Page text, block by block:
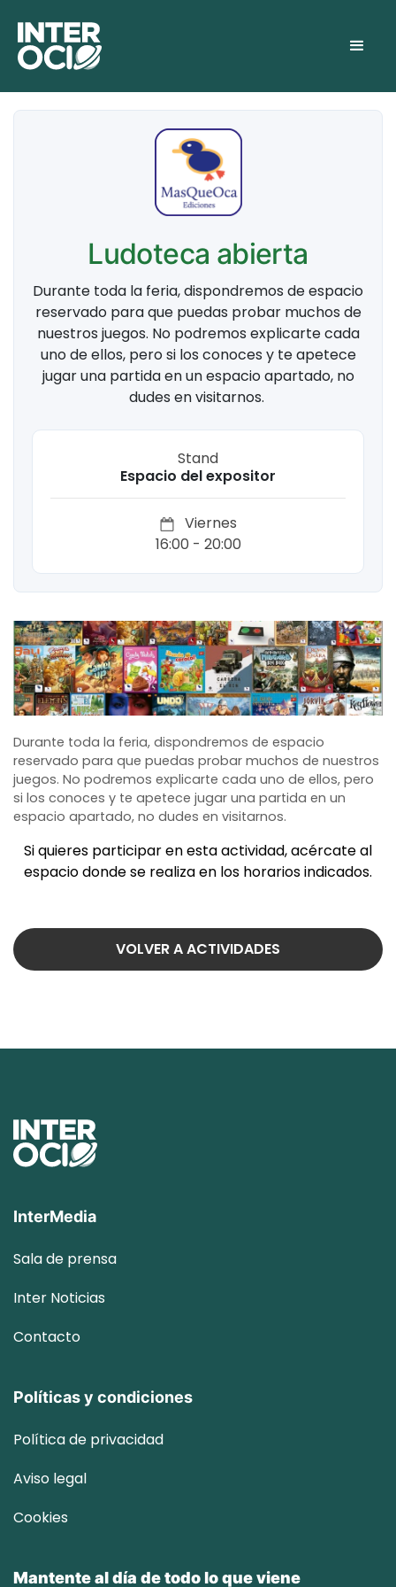
Ludoteca abierta
Durante toda la feria, dispondremos de espacio
reservado para que puedas probar muchos de
nuestros juegos. No podremos explicarte cada
uno de ellos, pero si los conoces y te apetece
jugar una partida en un espacio apartado, no
dudes en visitarnos.
Stand
Espacio del expositor
Viernes
16:00 - 20:00
Durante toda la feria, dispondremos de espacio
reservado para que puedas probar muchos de nuestros
juegos. No podremos explicarte cada uno de ellos, pero
si los conoces y te apetece jugar una partida en un
espacio apartado, no dudes en visitarnos.
Si quieres participar en esta actividad, acércate al
espacio donde se realiza en los horarios indicados.
VOLVER A ACTIVIDADES
InterMedia
Sala de prensa
Inter Noticias
Contacto
Políticas y condiciones
Política de privacidad
Aviso legal
Cookies
Mantente al día de todo lo que viene